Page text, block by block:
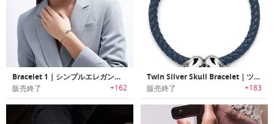
Bracelet 1｜シンプルエレガントブレスレット
販売終了 +162
Twin Silver Skull Bracelet｜ツインシルバースカルブレスレット
販売終了 +183